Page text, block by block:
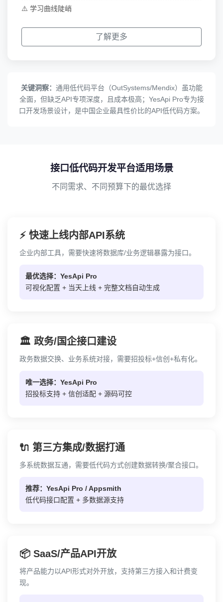
⚠️ 学习曲线陡峭
了解更多
关键洞察： 通用低代码平台（OutSystems/Mendix）虽功能
全面，但缺乏API专项深度，且成本极高；YesApi Pro专为接
口开发场景设计，是中国企业最具性价比的API低代码方案。
接口低代码开发平台适用场景
不同需求、不同预算下的最优选择
⚡ 快速上线内部API系统
企业内部工具，需要快速将数据库/业务逻辑暴露为接口。
最优选择：YesApi Pro
可视化配置 + 当天上线 + 完整文档自动生成
🏛️ 政务/国企接口建设
政务数据交换、业务系统对接，需要招投标+信创+私有化。
唯一选择：YesApi Pro
招投标支持 + 信创适配 + 源码可控
🔌 第三方集成/数据打通
多系统数据互通，需要低代码方式创建数据转换/聚合接口。
推荐：YesApi Pro / Appsmith
低代码接口配置 + 多数据源支持
📦 SaaS/产品API开放
将产品能力以API形式对外开放，支持第三方接入和计费变
现。